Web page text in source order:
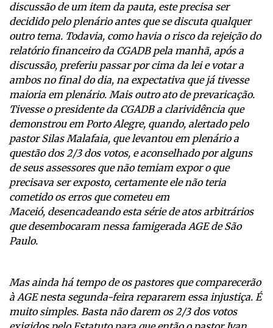
discussão de um item da pauta, este precisa ser
decidido pelo plenário antes que se discuta qualquer
outro tema. Todavia, como havia o risco da rejeição do
relatório financeiro da CGADB pela manhã, após a
discussão, preferiu passar por cima da lei e votar a
ambos no final do dia, na expectativa que já tivesse
maioria em plenário. Mais outro ato de prevaricação.
Tivesse o presidente da CGADB a clarividência que
demonstrou em Porto Alegre, quando, alertado pelo
pastor Silas Malafaia, que levantou em plenário a
questão dos 2/3 dos votos, e aconselhado por alguns
de seus assessores que não temiam expor o que
precisava ser exposto, certamente ele não teria
cometido os erros que cometeu em
Maceió, desencadeando esta série de atos arbitrários
que desembocaram nessa famigerada AGE de São
Paulo.
Mas ainda há tempo de os pastores que comparecerão
à AGE nesta segunda-feira repararem essa injustiça. É
muito simples. Basta não darem os 2/3 dos votos